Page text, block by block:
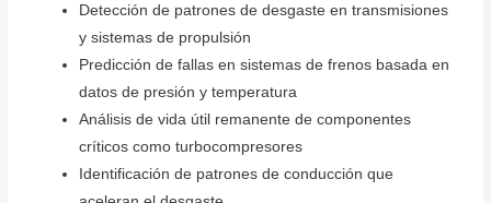
Detección de patrones de desgaste en transmisiones
y sistemas de propulsión
Predicción de fallas en sistemas de frenos basada en
datos de presión y temperatura
Análisis de vida útil remanente de componentes
críticos como turbocompresores
Identificación de patrones de conducción que